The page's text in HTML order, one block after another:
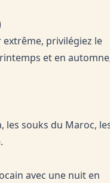
privilégiez le
et en
les souks du Maroc,
avec une nuit en